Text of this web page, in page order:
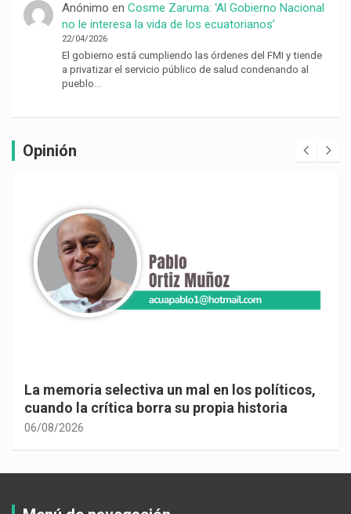
Anónimo en Cosme Zaruma: ‘Al Gobierno Nacional
no le interesa la vida de los ecuatorianos’
22/04/2026
El gobierno está cumpliendo las órdenes del FMI y tiende
a privatizar el servicio público de salud condenando al
pueblo…
Opinión
La memoria selectiva un mal en los políticos,
cuando la crítica borra su propia historia
06/08/2026